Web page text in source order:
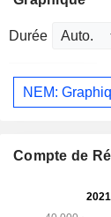
Durée
NEM:
Compte de